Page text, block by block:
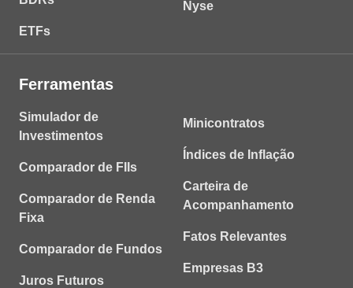
ETFs
Nyse
Ferramentas
Simulador de
Investimentos
Comparador de FIIs
Comparador de Renda
Fixa
Comparador de Fundos
Juros Futuros
Minicontratos
Índices de Inflação
Carteira de
Acompanhamento
Fatos Relevantes
Empresas B3